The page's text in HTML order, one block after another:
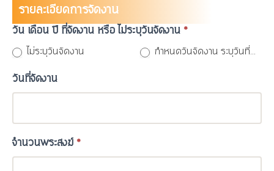
รายละเอียดการจัดงาน
วัน เดือน ปี ที่จัดงาน หรือ ไม่ระบุวันจัดงาน *
ไม่ระบุวันจัดงาน กำหนดวันจัดงาน ระบุวันที่...
วันที่จัดงาน
จำนวนพระสงฆ์ *